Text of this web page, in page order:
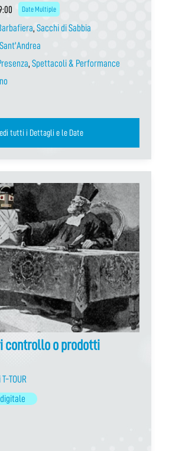
Date Multiple
, Sacchi di Sabbia
, Spettacoli & Performance
tutti i Dettagli e le Date
controllo o prodotti
TOUR